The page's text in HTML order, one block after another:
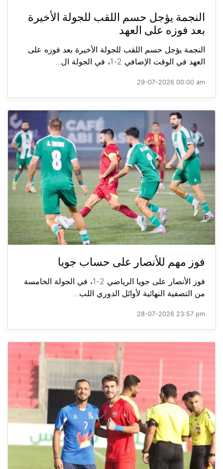
النجمة يؤجل حسم اللقب للجولة الأخيرة
بعد فوزه على العهد
النجمة يؤجل حسم اللقب للجولة الأخيرة بعد فوزه على
العهد في الوقت الإضافي 2-1، في الجولة ال...
29-07-2026 00:00 am
فوز مهم للأنصار على حساب جويا
فوز الأنصار على جويا الرياضي 2-1، في الجولة الخامسة
من التصفية النهائية لأوائل الدوري اللب...
28-07-2026 23:57 pm